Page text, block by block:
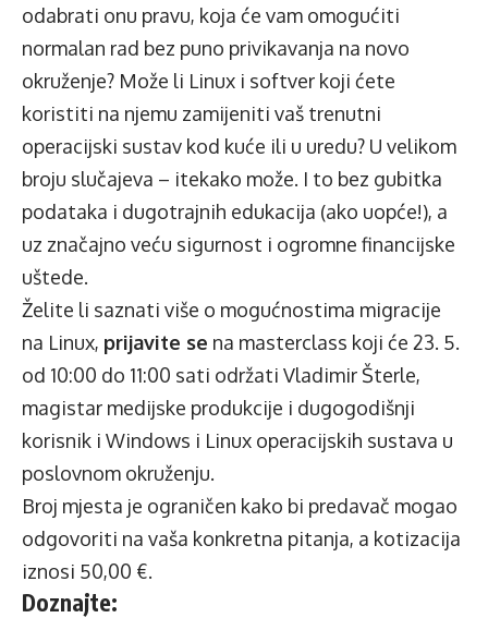
odabrati onu pravu, koja će vam omogućiti
normalan rad bez puno privikavanja na novo
okruženje? Može li Linux i softver koji ćete
koristiti na njemu zamijeniti vaš trenutni
operacijski sustav kod kuće ili u uredu? U velikom
broju slučajeva – itekako može. I to bez gubitka
podataka i dugotrajnih edukacija (ako uopće!), a
uz značajno veću sigurnost i ogromne financijske
uštede.
Želite li saznati više o mogućnostima migracije
na Linux, prijavite se na masterclass koji će 23. 5.
od 10:00 do 11:00 sati održati Vladimir Šterle,
magistar medijske produkcije i dugogodišnji
korisnik i Windows i Linux operacijskih sustava u
poslovnom okruženju.
Broj mjesta je ograničen kako bi predavač mogao
odgovoriti na vaša konkretna pitanja, a kotizacija
iznosi 50,00 €.
Doznajte: